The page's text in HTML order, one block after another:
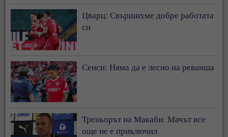
Цварц: Свършихме добре работата
си
Сенси: Няма да е лесно на реванша
Треньорът на Макаби: Мачът все
още не е приключил